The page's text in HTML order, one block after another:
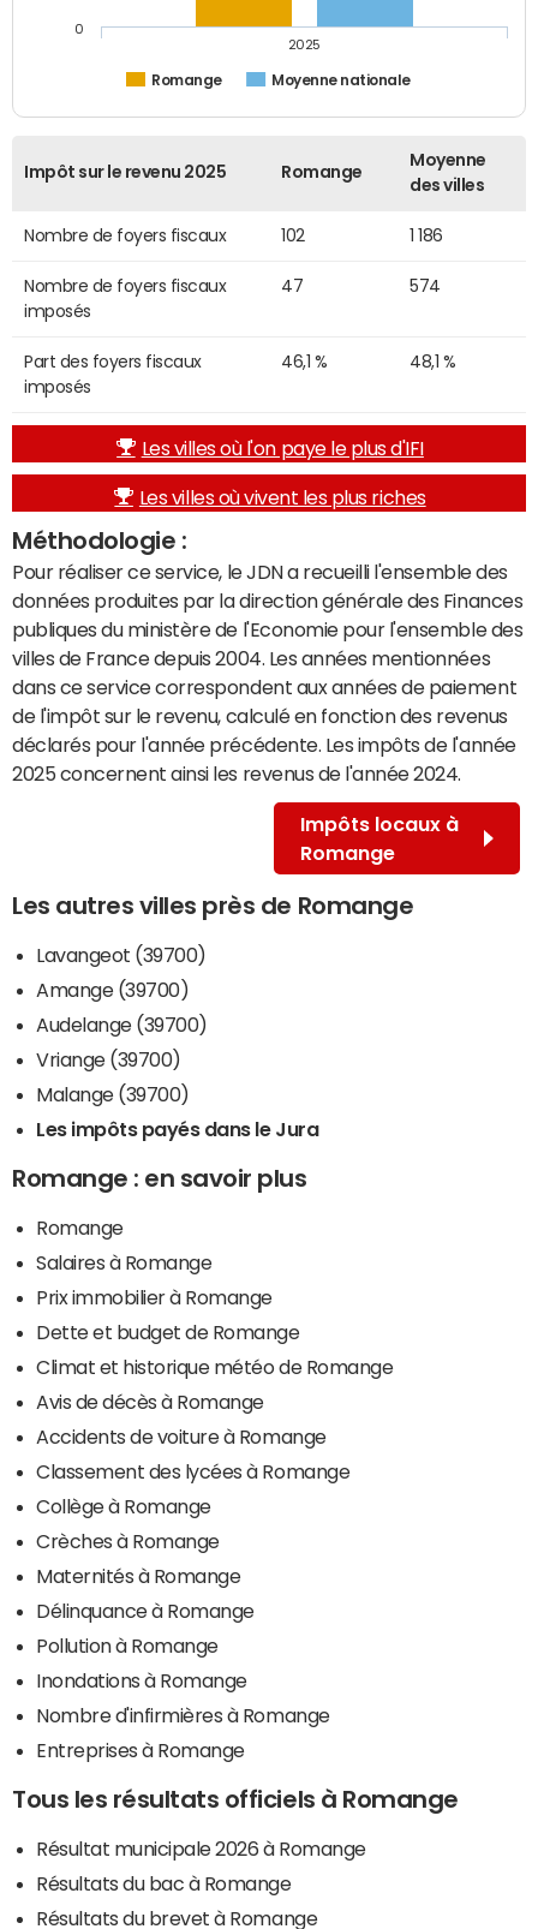
Romange Moyenne nationale
2025
0
Impôt sur le revenu 2025 Romange
Moyenne
des villes
Nombre de foyers fiscaux 102 1 186
Nombre de foyers fiscaux
imposés
47 574
Part des foyers fiscaux
imposés
46,1 % 48,1 %
Les villes où l'on paye le plus d'IFI
Les villes où vivent les plus riches
Méthodologie :
Pour réaliser ce service, le JDN a recueilli l'ensemble des
données produites par la direction générale des Finances
publiques du ministère de l'Economie pour l'ensemble des
villes de France depuis 2004. Les années mentionnées
dans ce service correspondent aux années de paiement
de l'impôt sur le revenu, calculé en fonction des revenus
déclarés pour l'année précédente. Les impôts de l'année
2025 concernent ainsi les revenus de l'année 2024.
Impôts locaux à
Romange
Les autres villes près de Romange
Lavangeot (39700)
Amange (39700)
Audelange (39700)
Vriange (39700)
Malange (39700)
Les impôts payés dans le Jura
Romange : en savoir plus
Romange
Salaires à Romange
Prix immobilier à Romange
Dette et budget de Romange
Climat et historique météo de Romange
Avis de décès à Romange
Accidents de voiture à Romange
Classement des lycées à Romange
Collège à Romange
Crèches à Romange
Maternités à Romange
Délinquance à Romange
Pollution à Romange
Inondations à Romange
Nombre d'infirmières à Romange
Entreprises à Romange
Tous les résultats officiels à Romange
Résultat municipale 2026 à Romange
Résultats du bac à Romange
Résultats du brevet à Romange